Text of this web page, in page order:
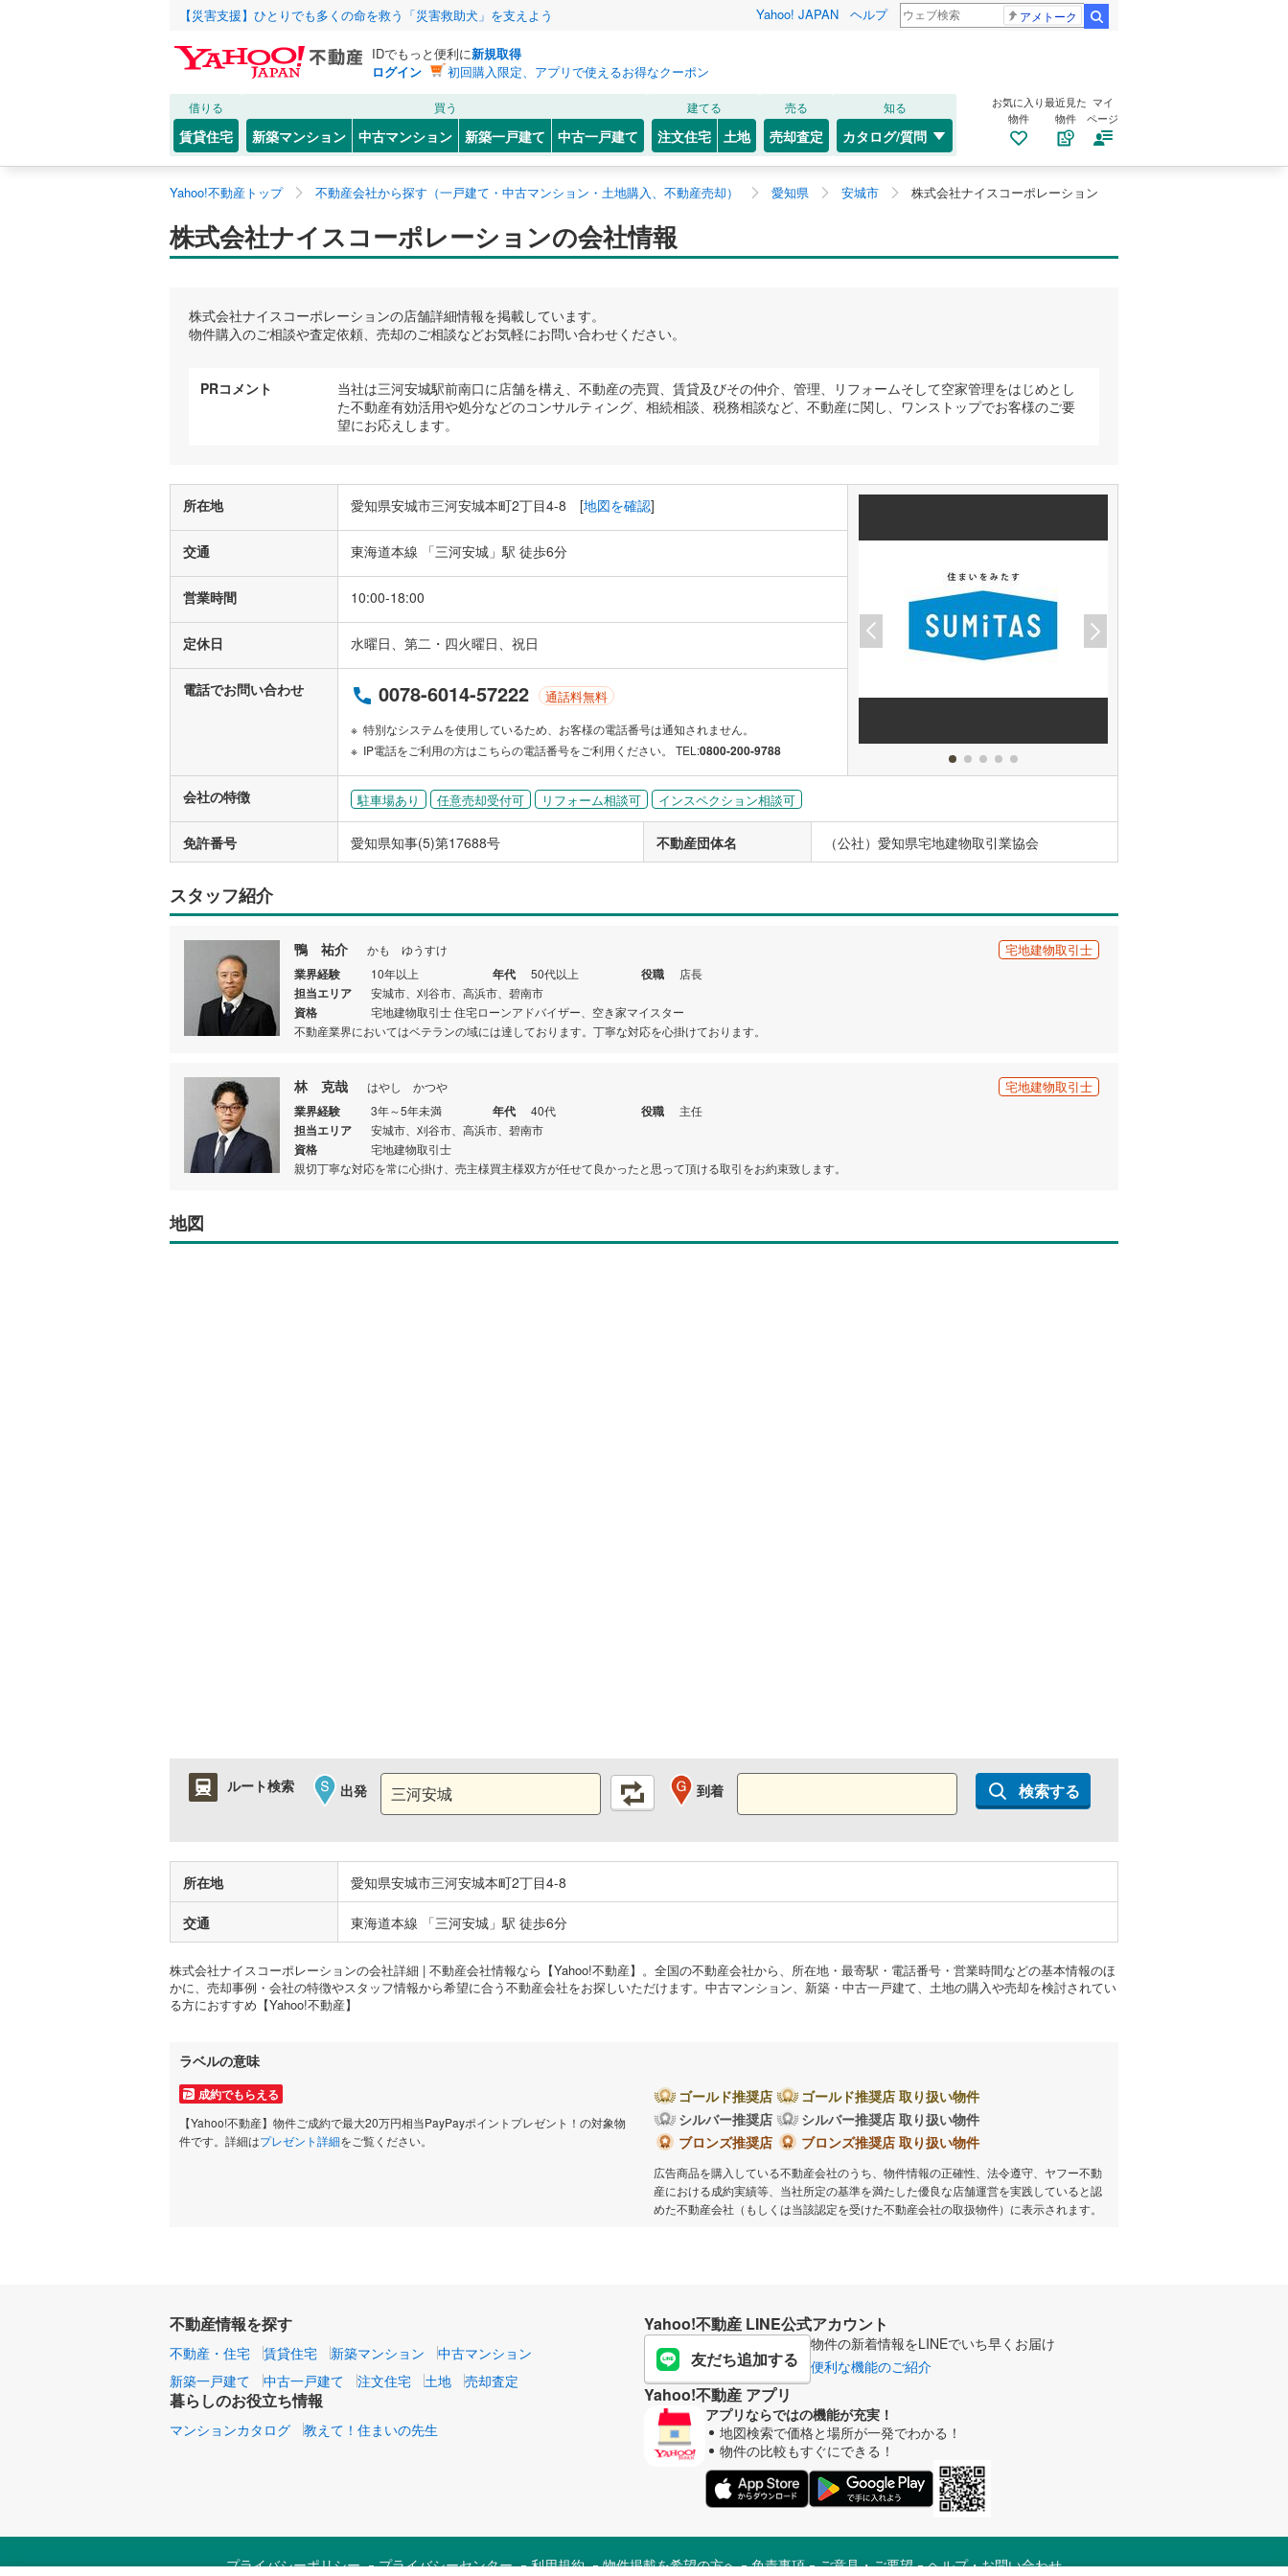
【災害支援】ひとりでも多くの命を救う「災害救助犬」を支えよう Yahoo! JAPAN ヘルプ アメトーク
IDでもっと便利に新規取得
ログイン
初回購入限定、アプリで使えるお得なクーポン
借りる
賃貸住宅
買う
新築マンション 中古マンション 新築一戸建て 中古一戸建て
建てる
注文住宅 土地
売る
売却査定
知る
カタログ/質問
お気に入り
物件
最近見た
物件
マイ
ページ
Yahoo!不動産トップ 不動産会社から探す（一戸建て・中古マンション・土地購入、不動産売却） 愛知県 安城市 株式会社ナイスコーポレーション
株式会社ナイスコーポレーションの会社情報
株式会社ナイスコーポレーションの店舗詳細情報を掲載しています。
物件購入のご相談や査定依頼、売却のご相談などお気軽にお問い合わせください。
PRコメント
当社は三河安城駅前南口に店舗を構え、不動産の売買、賃貸及びその仲介、管理、リフォームそして空家管理をはじめとし
た不動産有効活用や処分などのコンサルティング、相続相談、税務相談など、不動産に関し、ワンストップでお客様のご要
望にお応えします。
所在地 愛知県安城市三河安城本町2丁目4-8 [地図を確認]
交通 東海道本線 「三河安城」駅 徒歩6分
営業時間 10:00-18:00
定休日 水曜日、第二・四火曜日、祝日
電話でお問い合わせ 0078-6014-57222 通話料無料
特別なシステムを使用しているため、お客様の電話番号は通知されません。
IP電話をご利用の方はこちらの電話番号をご利用ください。 TEL:0800-200-9788
会社の特徴 駐車場あり 任意売却受付可 リフォーム相談可 インスペクション相談可
免許番号 愛知県知事(5)第17688号 不動産団体名 （公社）愛知県宅地建物取引業協会
スタッフ紹介
宅地建物取引士
鴨 祐介 かも ゆうすけ
業界経験 10年以上 年代 50代以上 役職 店長
担当エリア 安城市、刈谷市、高浜市、碧南市
資格
宅地建物取引士 住宅ローンアドバイザー、空き家マイスター
不動産業界においてはベテランの域には達しております。丁寧な対応を心掛けております。
宅地建物取引士
林 克哉 はやし かつや
業界経験 3年～5年未満 年代 40代 役職 主任
担当エリア 安城市、刈谷市、高浜市、碧南市
資格
宅地建物取引士
親切丁寧な対応を常に心掛け、売主様買主様双方が任せて良かったと思って頂ける取引をお約束致します。
地図
ルート検索 出発 到着 検索する
所在地 愛知県安城市三河安城本町2丁目4-8
交通 東海道本線 「三河安城」駅 徒歩6分
株式会社ナイスコーポレーションの会社詳細 | 不動産会社情報なら【Yahoo!不動産】。全国の不動産会社から、所在地・最寄駅・電話番号・営業時間などの基本情報のほ
かに、売却事例・会社の特徴やスタッフ情報から希望に合う不動産会社をお探しいただけます。中古マンション、新築・中古一戸建て、土地の購入や売却を検討されてい
る方におすすめ【Yahoo!不動産】
ラベルの意味
成約でもらえる
【Yahoo!不動産】物件ご成約で最大20万円相当PayPayポイントプレゼント！の対象物
件です。詳細はプレゼント詳細をご覧ください。
ゴールド推奨店
ゴールド推奨店 取り扱い物件
シルバー推奨店
シルバー推奨店 取り扱い物件
ブロンズ推奨店
ブロンズ推奨店 取り扱い物件
広告商品を購入している不動産会社のうち、物件情報の正確性、法令遵守、ヤフー不動
産における成約実績等、当社所定の基準を満たした優良な店舗運営を実践していると認
めた不動産会社（もしくは当該認定を受けた不動産会社の取扱物件）に表示されます。
不動産情報を探す
不動産・住宅 賃貸住宅 新築マンション
中古マンション
新築一戸建て
中古一戸建て 注文住宅 土地 売却査定
暮らしのお役立ち情報
マンションカタログ 教えて！住まいの先生
Yahoo!不動産 LINE公式アカウント
友だち追加する
物件の新着情報をLINEでいち早くお届け
便利な機能のご紹介
Yahoo!不動産 アプリ
アプリならではの機能が充実！
地図検索で価格と場所が一発でわかる！
物件の比較もすぐにできる！
プライバシーポリシー プライバシーセンター 利用規約 物件掲載を希望の方へ 免責事項 ご意見・ご要望
ヘルプ・お問い合わせ